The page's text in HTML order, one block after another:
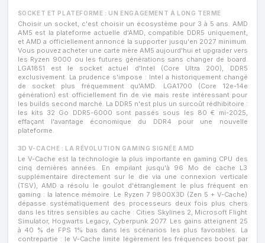
SOCKET ET PLATEFORME : UN ENGAGEMENT À LONG TERME
Choisir un socket, c'est choisir un écosystème pour 3 à 5 ans. AMD
AM5 est la plateforme actuelle d'AMD, compatible DDR5 uniquement,
et AMD a officiellement annoncé la supporter jusqu'en 2027 minimum.
Vous pouvez acheter une carte mère AM5 aujourd'hui et upgrader vers
les Ryzen 9000 ou les futures générations sans changer de board.
LGA1851 est le socket actuel d'Intel (Core Ultra 200), DDR5
exclusivement. La prudence s'impose : Intel a historiquement changé
de socket plus fréquemment qu'AMD. LGA1700 (Core 12e-14e
génération) est officiellement fin de vie mais reste intéressant pour
les builds second marché. La DDR5 n'est plus un surcoût rédhibitoire :
les kits 32 Go DDR5-6000 sont passés sous les 80 € mi-2025,
effaçant l'avantage économique du DDR4 pour une nouvelle
plateforme.
3D V-CACHE : LA RÉVOLUTION GAMING SIGNÉE AMD
Le V-Cache est la technologie la plus importante en gaming CPU des
cinq dernières années. En empilant jusqu'à 96 Mo de cache L3
supplémentaire directement sur le die via une connexion verticale
(TSV), AMD a résolu le goulot d'étranglement le plus fréquent en
gaming : la latence mémoire. Le Ryzen 7 9800X3D (Zen 5 + V-Cache)
dépasse systématiquement des processeurs deux fois plus chers
dans les titres sensibles au cache : Cities Skylines 2, Microsoft Flight
Simulator, Hogwarts Legacy, Cyberpunk 2077. Les gains atteignent 25
à 40 % de FPS 1% bas dans les scénarios les plus favorables. La
contrepartie : le V-Cache limite légèrement les fréquences boost par